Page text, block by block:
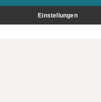
Einstellungen